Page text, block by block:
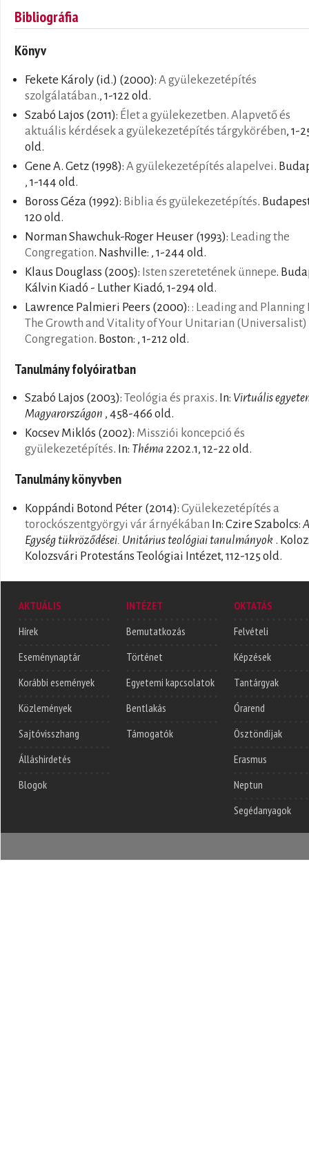
Bibliográfia
Könyv
Fekete Károly (id.) (2000): A gyülekezetépítés
szolgálatában., 1-122 old.
Szabó Lajos (2011): Élet a gyülekezetben. Alapvető és
aktuális kérdések a gyülekezetépítés tárgykörében, 1-
old.
Gene A. Getz (1998): A gyülekezetépítés alapelvei.
, 1-144 old.
Boross Géza (1992): Biblia és gyülekezetépítés.
120 old.
Norman Shawchuk-Roger Heuser (1993): Leading the
Congregation. Nashville: , 1-244 old.
Klaus Douglass (2005): Isten szeretetének ünnepe.
Kálvin Kiadó - Luther Kiadó, 1-294 old.
Lawrence Palmieri Peers (2000): : Leading and Planning
The Growth and Vitality of Your Unitarian (Universalist)
Congregation. Boston: , 1-212 old.
Tanulmány folyóiratban
Szabó Lajos (2003): Teológia és praxis. In: Virtuális
Magyarországon , 458-466 old.
Kocsev Miklós (2002): Missziói koncepció és
gyülekezetépítés. In: Théma 2202.1, 12-22 old.
Tanulmány könyvben
Koppándi Botond Péter (2014): Gyülekezetépítés a
torockószentgyörgyi vár árnyékában In: Czire Szabolcs:
Egység tükröződései. Unitárius teológiai tanulmányok .
Kolozsvári Protestáns Teológiai Intézet, 112-125 old.
AKTUÁLIS
Hírek
Eseménynaptár
Korábbi események
Közlemények
Sajtóvisszhang
Álláshirdetés
Blogok
INTÉZET
Bemutatkozás
Történet
Egyetemi kapcsolatok
Bentlakás
Támogatók
OKTATÁS
Felvételi
Képzések
Tantárgyak
Órarend
Ösztöndíjak
Erasmus
Neptun
Segédanyagok